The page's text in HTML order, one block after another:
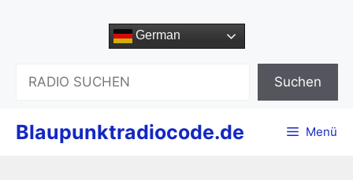
German
Suchen
Blaupunktradiocode.de Menü